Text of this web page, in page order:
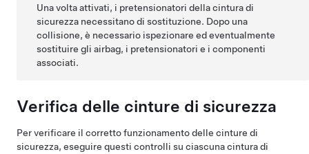
Una volta attivati, i pretensionatori della cintura di
sicurezza necessitano di sostituzione. Dopo una
collisione, è necessario ispezionare ed eventualmente
sostituire gli airbag, i pretensionatori e i componenti
associati.
Verifica delle cinture di sicurezza
Per verificare il corretto funzionamento delle cinture di
sicurezza, eseguire questi controlli su ciascuna cintura di